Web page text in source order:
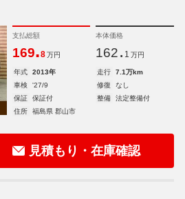
支払総額
169.8 万円
本体価格
162. 1 万円
年式 2013年 走行
7.1万km
車検
'27/9 修復
なし
保証
保証付 整備
法定整備付
住所
福島県 郡山市
見積もり・在庫確認